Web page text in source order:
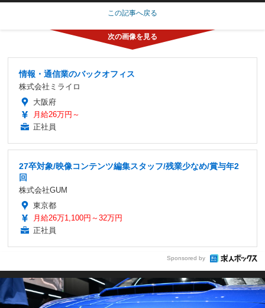
この記事へ戻る
情報・通信業のバックオフィス
株式会社ミライロ
大阪府
月給26万円～
正社員
27卒対象/映像コンテンツ編集スタッフ/残業少なめ/賞与年2
回
株式会社GUM
東京都
月給26万1,100円～32万円
正社員
Sponsored by